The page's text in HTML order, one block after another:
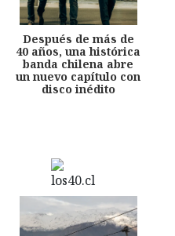
Después de más de
40 años, una histórica
banda chilena abre
un nuevo capítulo con
disco inédito